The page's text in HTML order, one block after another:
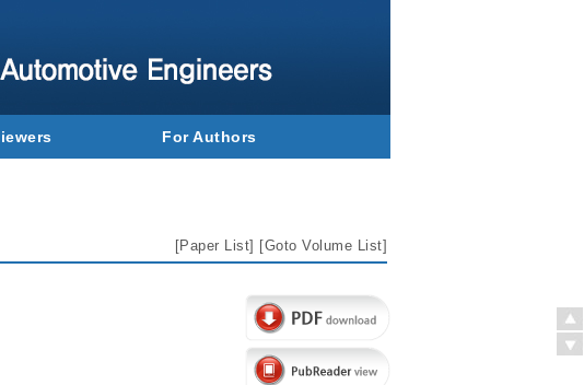
For Authors
[Paper List] [Goto Volume List]